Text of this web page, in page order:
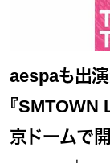
aespaも出
『SMTOWN
京ドームで